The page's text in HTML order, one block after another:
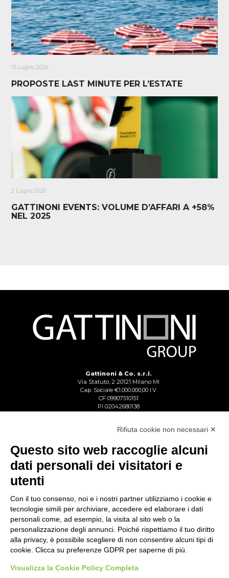
15 Luglio 2026
PROPOSTE LAST MINUTE PER L’ESTATE
2 Luglio 2026
GATTINONI EVENTS: VOLUME D’AFFARI A +58%
NEL 2025
Gattinoni & Co. s.r.l.
Via Statuto, 2 20121 Milano MI
Cap. Sociale €1.000.000,00 I.V.
CF 09907510151
PI 02042680138
Rifiuta cookie non necessari ✕
Questo sito web raccoglie alcuni
dati personali dei visitatori e
utenti
Con il tuo consenso, noi e i nostri partner utilizziamo i cookie e
tecnologie simili per archiviare, accedere ed elaborare i dati
personali come, ad esempio, la visita al sito web o la
personalizzazione degli annunci. Poiché rispettiamo il tuo diritto
alla privacy, è possibile scegliere di non consentire alcuni tipi di
cookie. Clicca su preferenze GDPR per saperne di più.
Visualizza la Cookie Policy Completa